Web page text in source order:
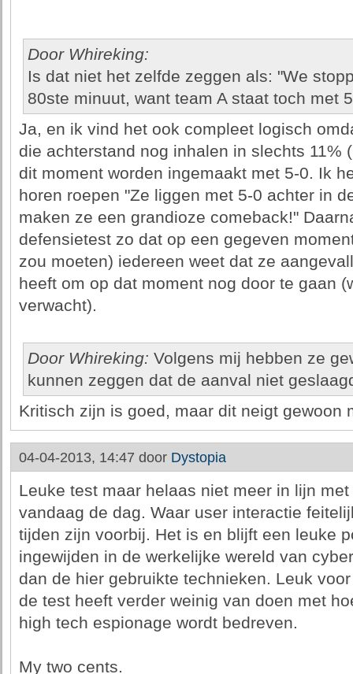
Door Whireking:
Is dat niet het zelfde zeggen als: "We
80ste minuut, want team A staat toch met
Ja, en ik vind het ook compleet logisch
die achterstand nog inhalen in slechts 11%
dit moment worden ingemaakt met 5-0. Ik
horen roepen "Ze liggen met 5-0 achter in
maken ze een grandioze comeback!"
defensietest zo dat op een gegeven
zou moeten) iedereen weet dat ze
heeft om op dat moment nog door te gaan
verwacht).
Door Whireking: Volgens mij hebben ze
kunnen zeggen dat de aanval niet
Kritisch zijn is goed, maar dit neigt gewoon
04-04-2013, 14:47 door Dystopia
Leuke test maar helaas niet meer in lijn
vandaag de dag. Waar user interactie
tijden zijn voorbij. Het is en blijft een leuke
ingewijden in de werkelijke wereld van
dan de hier gebruikte technieken. Leuk
de test heeft verder weinig van doen met
high tech espionage wordt bedreven.
My two cents.